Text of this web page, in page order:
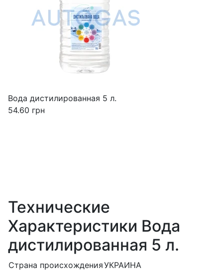
Вода дистилированная 5 л.
54.60 грн
Технические
Характеристики Вода
дистилированная 5 л.
Страна происхожденияУКРАИНА